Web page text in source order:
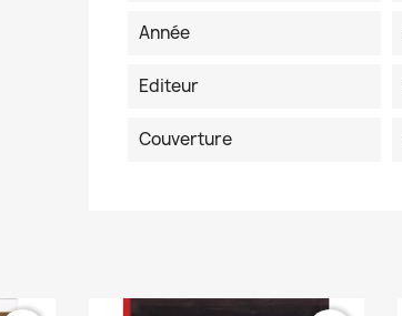
Année
Editeur
Couverture